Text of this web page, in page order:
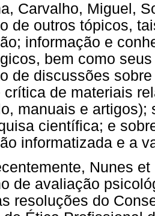
Carvalho, Miguel,
de outros tópicos,
informação e
bem como
de discussões
crítica de materiais
manuais e artigos);
científica; e
informatizada e a
Nunes
de avaliação
resoluções do